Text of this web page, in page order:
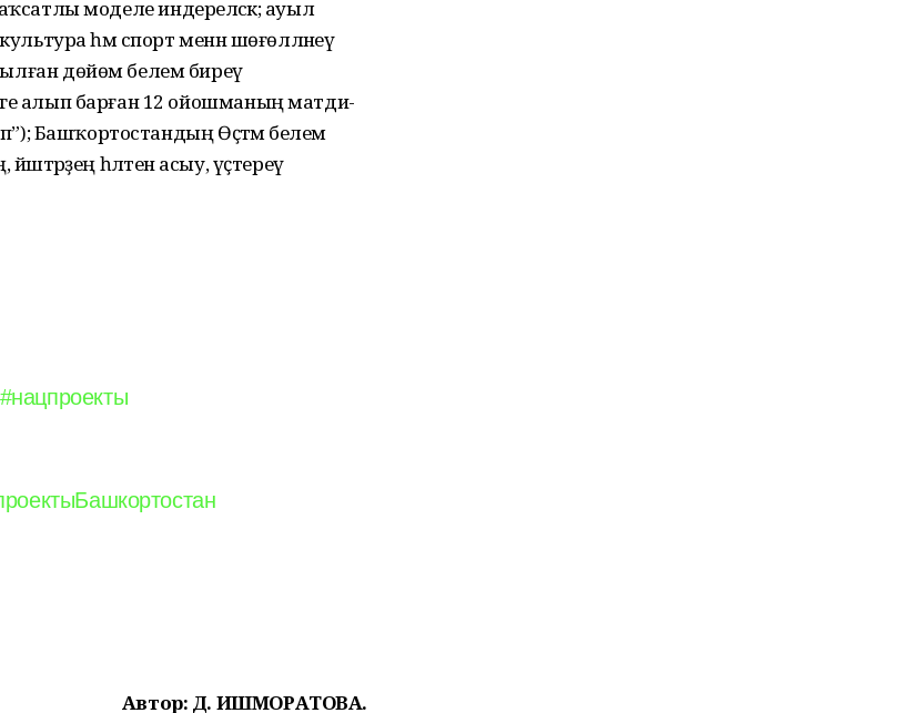
моделе индереләсәк; ауыл
һәм спорт менән шөғөлләнеү
дөйөм белем биреү
алып барған 12 ойошманың матди-
Башҡортостандың Өҫтәмә белем
һәләтен асыу, үҫтереү
#нацпроекты
Автор: Д. ИШМОРАТОВА.